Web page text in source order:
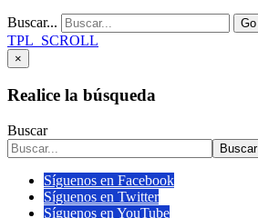
Buscar... Go
TPL_SCROLL
×
Realice la búsqueda
Buscar
Buscar
Síguenos en Facebook
Síguenos en Twitter
Síguenos en YouTube